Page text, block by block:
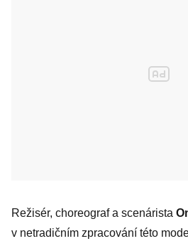
Režisér, choreograf a scenárista
v netradičním zpracování této